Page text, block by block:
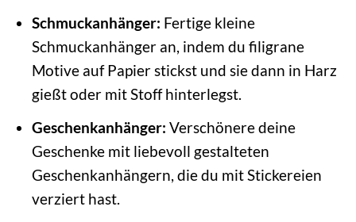
Schmuckanhänger: Fertige kleine
Schmuckanhänger an, indem du filigrane
Motive auf Papier stickst und sie dann in Harz
gießt oder mit Stoff hinterlegst.
Geschenkanhänger: Verschönere deine
Geschenke mit liebevoll gestalteten
Geschenkanhängern, die du mit Stickereien
verziert hast.